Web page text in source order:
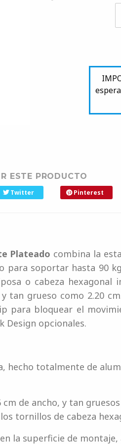
ESTE PRODUCTO
Twitter Pinterest
Plateado combina la
para soportar hasta 90
o cabeza hexagonal
grueso como 2.20
para bloquear el
Design opcionales.
hecho totalmente de
de ancho, y tan
tornillos de cabeza
la superficie de